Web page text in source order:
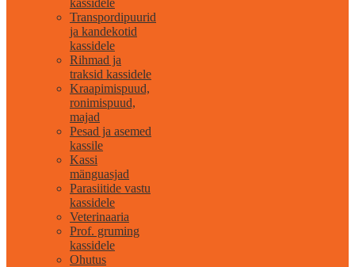
kassidele
Transpordipuurid
ja kandekotid
kassidele
Rihmad ja
traksid kassidele
Kraapimispuud,
ronimispuud,
majad
Pesad ja asemed
kassile
Kassi
mänguasjad
Parasiitide vastu
kassidele
Veterinaaria
Prof. gruming
kassidele
Ohutus